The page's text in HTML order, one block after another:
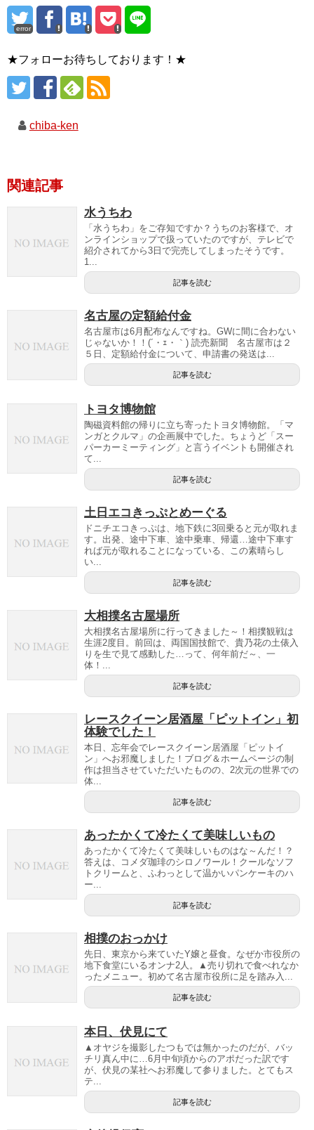
error
★フォローお待ちしております！★
chiba-ken
関連記事
水うちわ
「水うちわ」をご存知ですか？うちのお客様で、オ
ンラインショップで扱っていたのですが、テレビで
紹介されてから3日で完売してしまったそうです。
1...
記事を読む
名古屋の定額給付金
名古屋市は6月配布なんですね。GWに間に合わない
じゃないか！！(´・ｪ・｀) 読売新聞 名古屋市は２
５日、定額給付金について、申請書の発送は...
記事を読む
トヨタ博物館
陶磁資料館の帰りに立ち寄ったトヨタ博物館。「マ
ンガとクルマ」の企画展中でした。ちょうど「スー
パーカーミーティング」と言うイベントも開催され
て...
記事を読む
土日エコきっぷとめーぐる
ドニチエコきっぷは、地下鉄に3回乗ると元が取れま
す。出発、途中下車、途中乗車、帰還…途中下車す
れば元が取れることになっている、この素晴らし
い...
記事を読む
大相撲名古屋場所
大相撲名古屋場所に行ってきました～！相撲観戦は
生涯2度目。前回は、両国国技館で、貴乃花の土俵入
りを生で見て感動した…って、何年前だ～、一
体！...
記事を読む
レースクイーン居酒屋「ピットイン」初
体験でした！
本日、忘年会でレースクイーン居酒屋「ピットイ
ン」へお邪魔しました！ブログ＆ホームページの制
作は担当させていただいたものの、2次元の世界での
体...
記事を読む
あったかくて冷たくて美味しいもの
あったかくて冷たくて美味しいものはな～んだ！？
答えは、コメダ珈琲のシロノワール！クールなソフ
トクリームと、ふわっとして温かいパンケーキのハ
ー...
記事を読む
相撲のおっかけ
先日、東京から来ていたY嬢と昼食。なぜか市役所の
地下食堂にいるオンナ2人。▲売り切れで食べれなか
ったメニュー。初めて名古屋市役所に足を踏み入...
記事を読む
本日、伏見にて
▲オヤジを撮影したつもでは無かったのだが、バッ
チリ真ん中に…6月中旬頃からのアポだった訳です
が、伏見の某社へお邪魔して参りました。とてもス
テ...
記事を読む